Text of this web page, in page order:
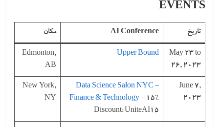
EVENTS
تاریخ AI Conference مکان
May 23 to
26, 2023
Upper Bound
Edmonton,
AB
June 7,
2023
Data Science Salon NYC –
Finance & Technology– 15%
Discount: UniteAI15
New York,
NY